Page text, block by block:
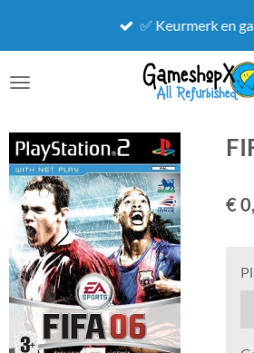
de
✅ Keurmerk en
€